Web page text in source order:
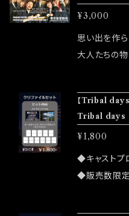
K (外側)デ
¥3,000
思い出を作
大人たちの物語。 【あらすじ】 東京都
そして家族
性を抱えな
た。 そんな中、BAR「天ノ河」に新しくやって来た
スタッフ。
たちが隠して
【Tribal days
Tribal days -
¥1,800
◆キャストプ
◆販売数限